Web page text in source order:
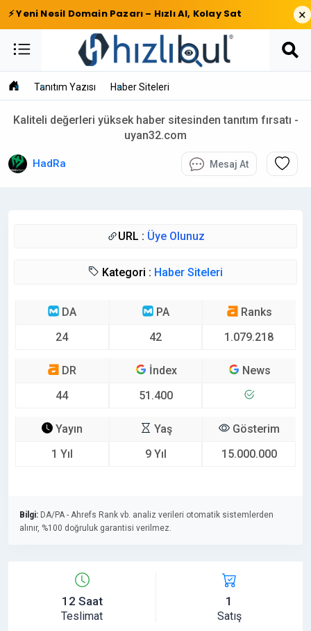
⚡ Yeni Nesil Domain Pazarı – Hızlı Al, Kolay Sat ×
Tanıtım Yazısı Haber Siteleri
Kaliteli değerleri yüksek haber sitesinden tanıtım fırsatı -
uyan32.com
HadRa Mesaj At
URL : Üye Olunuz
Kategori : Haber Siteleri
DA
24
PA
42
Ranks
1.079.218
DR
44
İndex
51.400
News
Yayın
1 Yıl
Yaş
9 Yıl
Gösterim
15.000.000
Bilgi: DA/PA - Ahrefs Rank vb. analiz verileri otomatik sistemlerden
alınır, %100 doğruluk garantisi verilmez.
12 Saat
Teslimat
1
Satış